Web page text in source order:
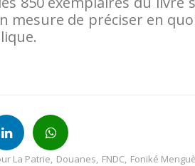
mesure de préciser en
La Patrie, Douanes, FNDC, Foniké Menguè